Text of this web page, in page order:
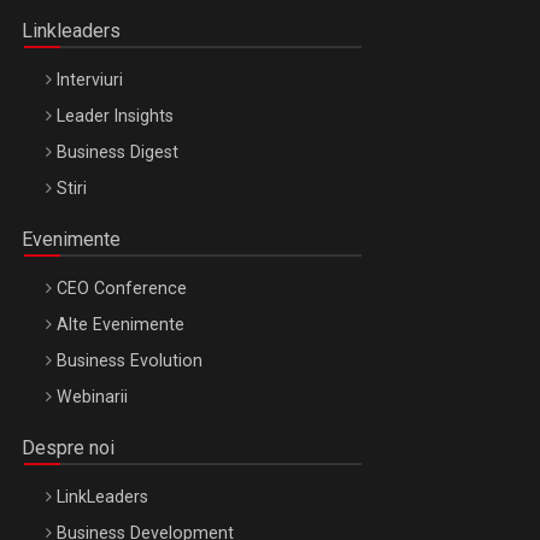
Linkleaders
Interviuri
Leader Insights
Business Digest
Stiri
Evenimente
CEO Conference
Alte Evenimente
Business Evolution
Webinarii
Despre noi
LinkLeaders
Business Development